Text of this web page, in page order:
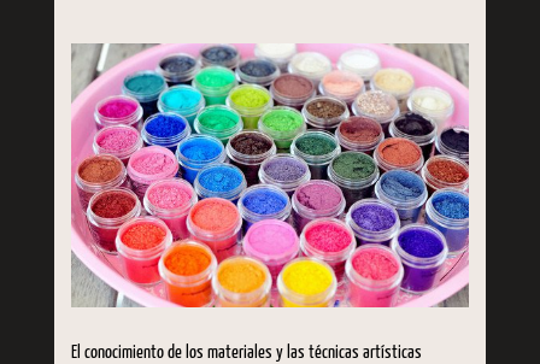
El conocimiento de los materiales y las técnicas artísticas